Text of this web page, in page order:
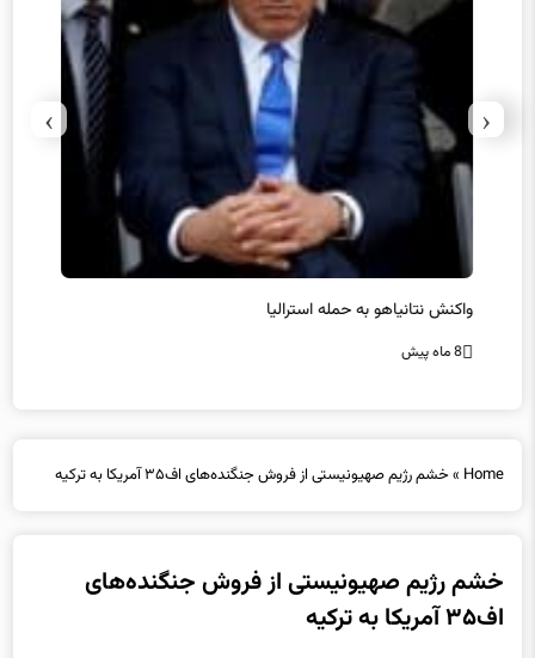
واکنش نتانیاهو به حمله استرالیا
8 ماه پیش
‹
›
Home
»خشم رژیم صهیونیستی از فروش جنگنده‌های اف۳۵ آمریکا به ترکیه
خشم رژیم صهیونیستی از فروش جنگنده‌های
اف۳۵ آمریکا به ترکیه